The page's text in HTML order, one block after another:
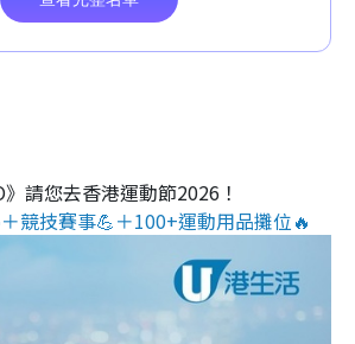
》請您去香港運動節2026！
競技賽事💪＋100+運動用品攤位🔥